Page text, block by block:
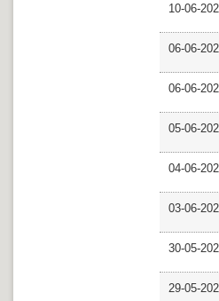
10-06-
06-06-
06-06-
05-06-
04-06-
03-06-
30-05-
29-05-